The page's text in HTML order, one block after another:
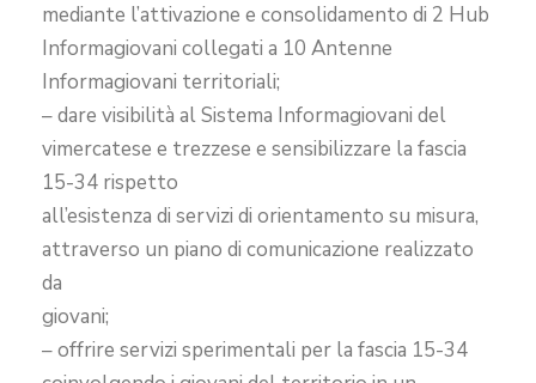
mediante l’attivazione e consolidamento di 2 Hub
Informagiovani collegati a 10 Antenne
Informagiovani territoriali;
– dare visibilità al Sistema Informagiovani del
vimercatese e trezzese e sensibilizzare la fascia
15-34 rispetto
all’esistenza di servizi di orientamento su misura,
attraverso un piano di comunicazione realizzato
da
giovani;
– offrire servizi sperimentali per la fascia 15-34